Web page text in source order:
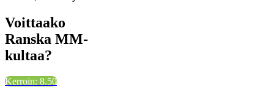
Voittaako
Ranska MM-
kultaa?
Kerroin: 8.50